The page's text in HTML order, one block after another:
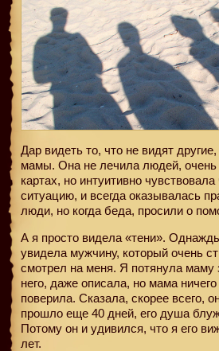
Дар видеть то, что не видят
мамы. Она не лечила людей, очень
картах, но интуитивно
ситуацию, и всегда оказывалась
люди, но когда беда, просили о
А я просто видела «тени».
увидела мужчину, который очень
смотрел на меня. Я потянула маму
него, даже описала, но мама
поверила. Сказала, скорее всего,
прошло еще 40 дней, его душа
Потому он и удивился, что я его
лет.